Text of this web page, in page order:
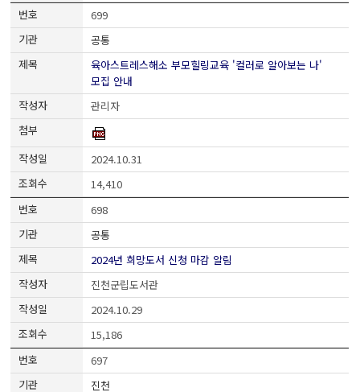
699
공통
육아스트레스해소 부모힐링교육 '컬러로 알아보는 나'
모집 안내
관리자
2024.10.31
14,410
698
공통
2024년 희망도서 신청 마감 알림
진천군립도서관
2024.10.29
15,186
697
진천